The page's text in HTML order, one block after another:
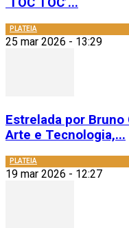
PLATEIA
25 mar 2026 - 13:29
Estrelada por Bruno
Arte e Tecnologia,...
PLATEIA
19 mar 2026 - 12:27